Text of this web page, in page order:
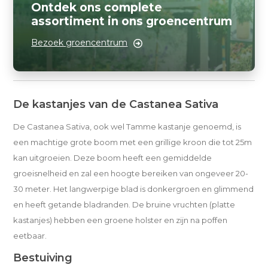
Ontdek ons complete
assortiment in ons groencentrum
Bezoek groencentrum
De kastanjes van de Castanea Sativa
De Castanea Sativa, ook wel Tamme kastanje genoemd, is
een machtige grote boom met een grillige kroon die tot 25m
kan uitgroeien. Deze boom heeft een gemiddelde
groeisnelheid en zal een hoogte bereiken van ongeveer 20-
30 meter. Het langwerpige blad is donkergroen en glimmend
en heeft getande bladranden. De bruine vruchten (platte
kastanjes) hebben een groene holster en zijn na poffen
eetbaar.
Bestuiving